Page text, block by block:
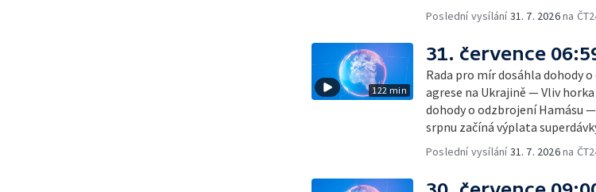
Poslední vysílání31. 7. 2026na
122 min
31. července
Rada pro mír dosáhla dohody
agrese na Ukrajině — Vliv
dohody o odzbrojení Hamásu
srpnu začíná výplata
Poslední vysílání31. 7. 2026na